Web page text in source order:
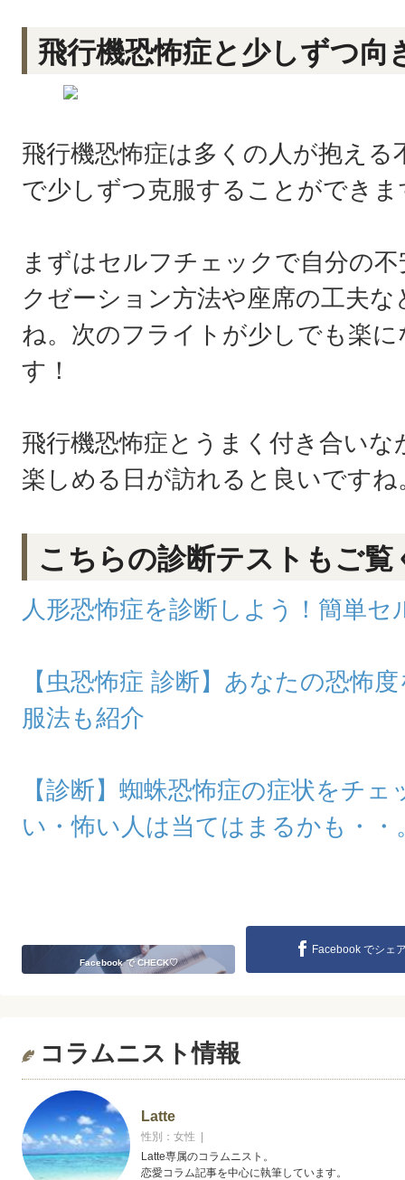
飛行機恐怖症と少しずつ向
飛行機恐怖症は多くの人が抱える
で少しずつ克服することができま
まずはセルフチェックで自分の
クゼーション方法や座席の工夫
ね。次のフライトが少しでも楽
す！
飛行機恐怖症とうまく付き合い
楽しめる日が訪れると良いですね
こちらの診断テストもご覧
人形恐怖症を診断しよう！簡単
【虫恐怖症 診断】あなたの恐怖
服法も紹介
【診断】蜘蛛恐怖症の症状をチ
い・怖い人は当てはまるかも・・
Facebook で CHECK♡
Facebook でシェ
コラムニスト情報
Latte
性別：女性 |
Latte専属のコラムニスト。
恋愛コラム記事を中心に執筆しています。